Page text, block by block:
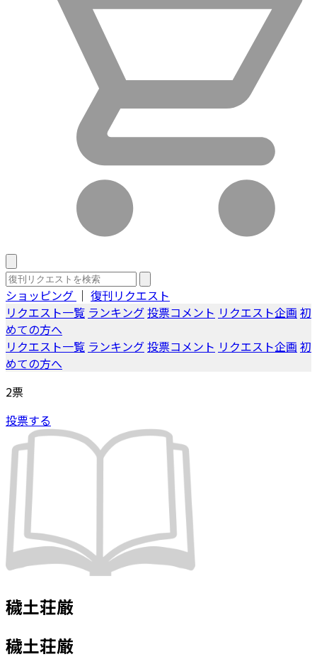
ショッピング ｜ 復刊リクエスト
リクエスト一覧 ランキング投票コメント リクエスト企画 初
めての方へ
リクエスト一覧 ランキング投票コメント リクエスト企画 初
めての方へ
2票
投票する
穢土荘厳
穢土荘厳